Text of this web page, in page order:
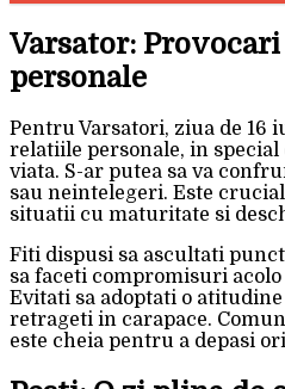
Varsator:
personale
Pentru Varsatori, ziua de 16
relatiile personale, in
viata. S-ar putea sa va
sau neintelegeri. Este
situatii cu maturitate si
Fiti dispusi sa ascultati
sa faceti compromisuri acolo
Evitati sa adoptati o atitudine
retrageti in carapace.
este cheia pentru a depasi